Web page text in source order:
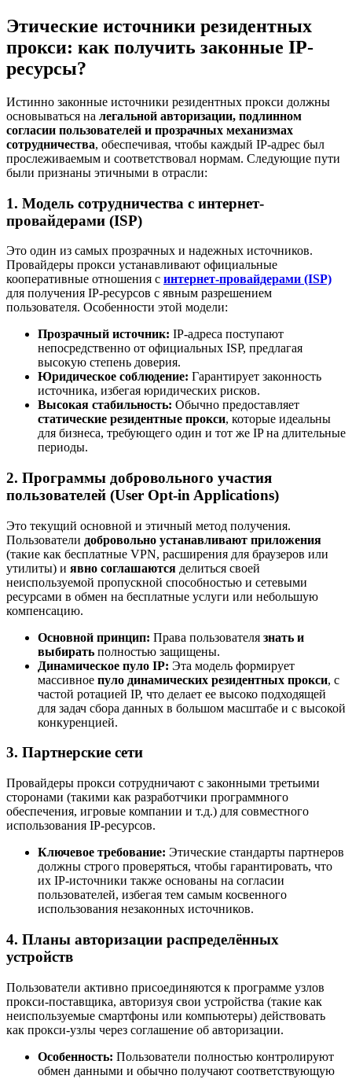
Этические источники резидентных
прокси: как получить законные IP-
ресурсы?
Истинно законные источники резидентных прокси должны
основываться на легальной авторизации, подлинном
согласии пользователей и прозрачных механизмах
сотрудничества, обеспечивая, чтобы каждый IP-адрес был
прослеживаемым и соответствовал нормам. Следующие пути
были признаны этичными в отрасли:
1. Модель сотрудничества с интернет-
провайдерами (ISP)
Это один из самых прозрачных и надежных источников.
Провайдеры прокси устанавливают официальные
кооперативные отношения с интернет-провайдерами (ISP)
для получения IP-ресурсов с явным разрешением
пользователя. Особенности этой модели:
Прозрачный источник: IP-адреса поступают
непосредственно от официальных ISP, предлагая
высокую степень доверия.
Юридическое соблюдение: Гарантирует законность
источника, избегая юридических рисков.
Высокая стабильность: Обычно предоставляет
статические резидентные прокси, которые идеальны
для бизнеса, требующего один и тот же IP на длительные
периоды.
2. Программы добровольного участия
пользователей (User Opt-in Applications)
Это текущий основной и этичный метод получения.
Пользователи добровольно устанавливают приложения
(такие как бесплатные VPN, расширения для браузеров или
утилиты) и явно соглашаются делиться своей
неиспользуемой пропускной способностью и сетевыми
ресурсами в обмен на бесплатные услуги или небольшую
компенсацию.
Основной принцип: Права пользователя знать и
выбирать полностью защищены.
Динамическое пуло IP: Эта модель формирует
массивное пуло динамических резидентных прокси, с
частой ротацией IP, что делает ее высоко подходящей
для задач сбора данных в большом масштабе и с высокой
конкуренцией.
3. Партнерские сети
Провайдеры прокси сотрудничают с законными третьими
сторонами (такими как разработчики программного
обеспечения, игровые компании и т.д.) для совместного
использования IP-ресурсов.
Ключевое требование: Этические стандарты партнеров
должны строго проверяться, чтобы гарантировать, что
их IP-источники также основаны на согласии
пользователей, избегая тем самым косвенного
использования незаконных источников.
4. Планы авторизации распределённых
устройств
Пользователи активно присоединяются к программе узлов
прокси-поставщика, авторизуя свои устройства (такие как
неиспользуемые смартфоны или компьютеры) действовать
как прокси-узлы через соглашение об авторизации.
Особенность: Пользователи полностью контролируют
обмен данными и обычно получают соответствующую